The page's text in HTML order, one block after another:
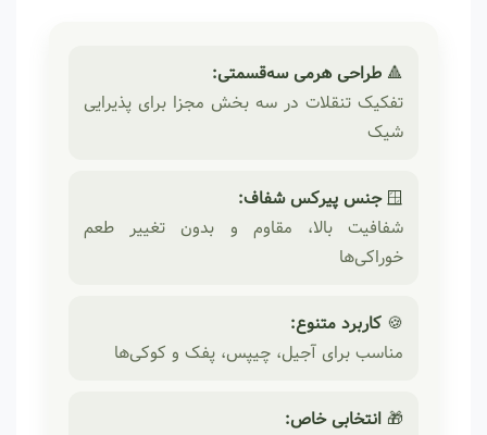
🔺 طراحی هرمی سه‌قسمتی:
تفکیک تنقلات در سه بخش مجزا برای پذیرایی
شیک
🪟 جنس پیرکس شفاف:
شفافیت بالا، مقاوم و بدون تغییر طعم
خوراکی‌ها
🍪 کاربرد متنوع:
مناسب برای آجیل، چیپس، پفک و کوکی‌ها
🎁 انتخابی خاص: